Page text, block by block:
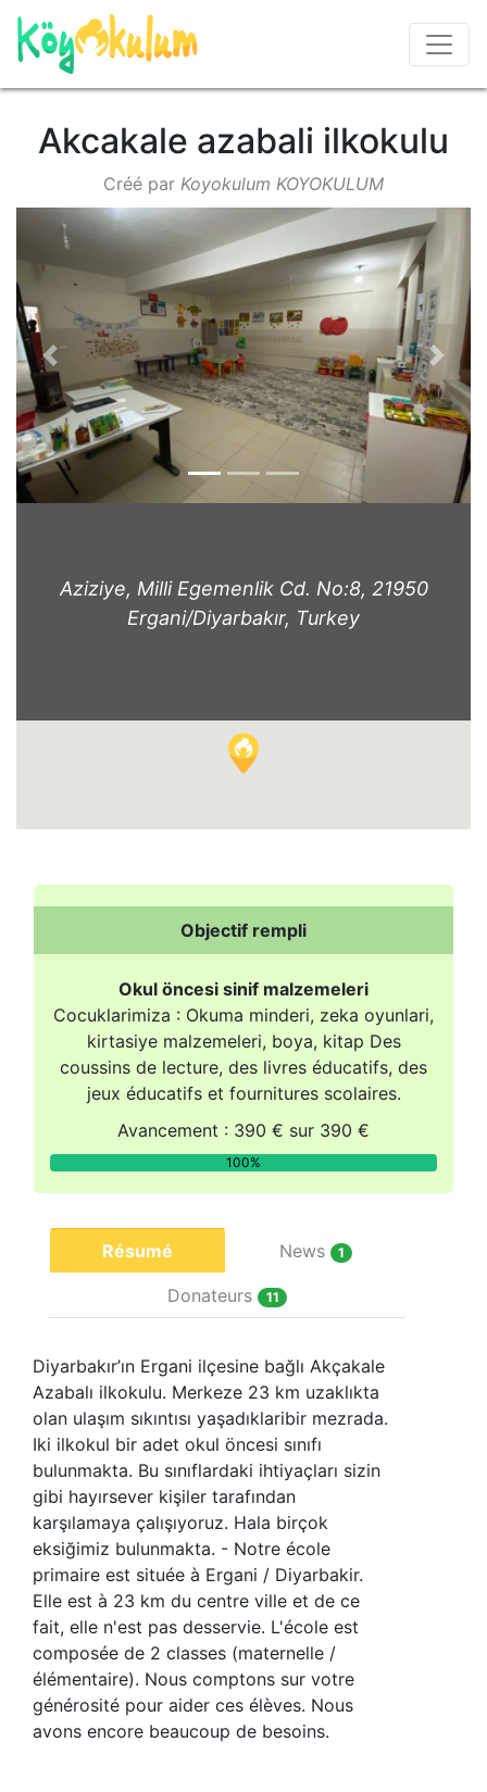
Akcakale azabali ilkokulu
Créé par Koyokulum KOYOKULUM
Previous Next
Aziziye, Milli Egemenlik Cd. No:8, 21950
Ergani/Diyarbakır, Turkey
Objectif rempli
Okul öncesi sinif malzemeleri
Cocuklarimiza : Okuma minderi, zeka oyunlari,
kirtasiye malzemeleri, boya, kitap Des
coussins de lecture, des livres éducatifs, des
jeux éducatifs et fournitures scolaires.
Avancement : 390 € sur 390 €
100%
Résumé News 1
Donateurs 11
Diyarbakır’ın Ergani ilçesine bağlı Akçakale
Azabalı ilkokulu. Merkeze 23 km uzaklıkta
olan ulaşım sıkıntısı yaşadıklaribir mezrada.
Iki ilkokul bir adet okul öncesi sınıfı
bulunmakta. Bu sınıflardaki ihtiyaçları sizin
gibi hayırsever kişiler tarafından
karşılamaya çalışıyoruz. Hala birçok
eksiğimiz bulunmakta. - Notre école
primaire est située à Ergani / Diyarbakir.
Elle est à 23 km du centre ville et de ce
fait, elle n'est pas desservie. L'école est
composée de 2 classes (maternelle /
élémentaire). Nous comptons sur votre
générosité pour aider ces élèves. Nous
avons encore beaucoup de besoins.